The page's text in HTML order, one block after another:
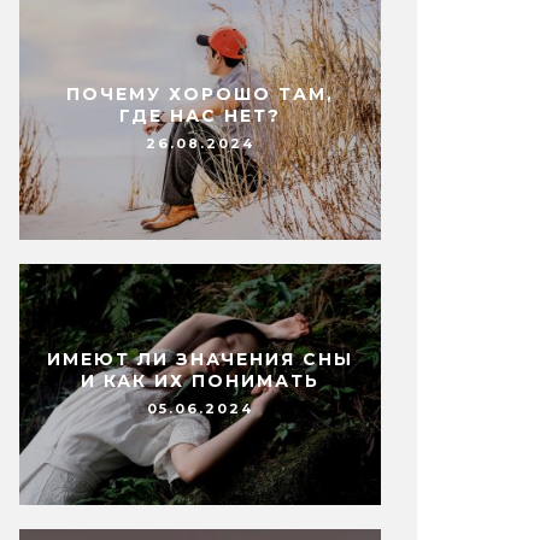
ПОЧЕМУ ХОРОШО ТАМ,
ГДЕ НАС НЕТ?
26.08.2024
ИМЕЮТ ЛИ ЗНАЧЕНИЯ СНЫ
И КАК ИХ ПОНИМАТЬ
05.06.2024